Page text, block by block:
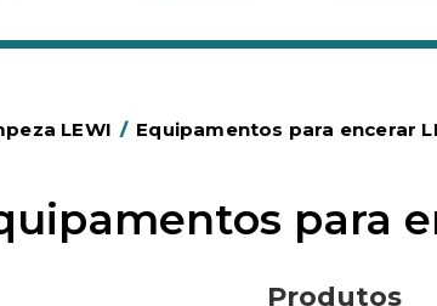
LEWI / Equipamentos para encerar
para
Produtos